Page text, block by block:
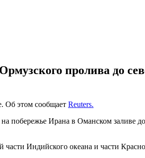
пролива до
Об этом сообщает Reuters.
Ирана в Оманском заливе
Индийского океана и части